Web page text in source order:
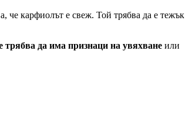
че карфиолът е свеж. Той трябва да е тежък
трябва да има признаци на увяхване или